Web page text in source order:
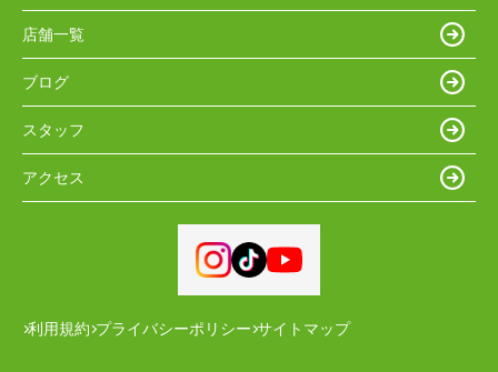
店舗一覧
ブログ
スタッフ
アクセス
利用規約 プライバシーポリシー サイトマップ